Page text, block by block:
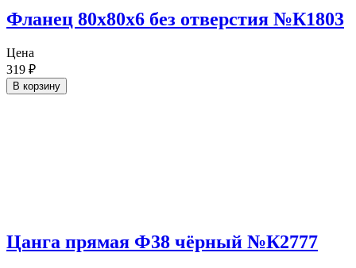
Фланец 80х80х6 без отверстия №К1803
Цена
319 ₽
В корзину
Цанга прямая Ф38 чёрный №К2777